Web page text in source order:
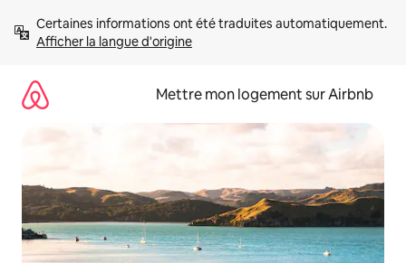
directement
Afficher la langue d'origine
Mettre mon logement sur Airbnb